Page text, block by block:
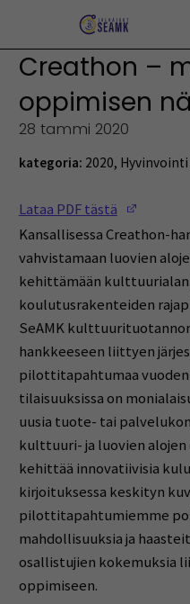
Creathon –
oppimisen
28 tammi 2020
kategoria: 2020, Hyvinvointi
Lataa PDF tästä
Kansallisessa Creathon-
vahvistamaan luovien
kehittämään
koulutusrakenteiden
SeAMK
hankkeeseen liittyen
pilottitapahtumaa vuoden
tilaisuuksissa on
uusia tuote- tai
kulttuuri- ja luovien
kehittää innovatiivisia
kirjoituksessa keskityn
pilottitapahtumiemme
mahdollisuuksia ja
osallistujien kokemuksia
oppimiseen.